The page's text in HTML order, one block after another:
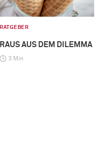
RATGEBER
RAUS AUS DEM DILEMMA
3 Min